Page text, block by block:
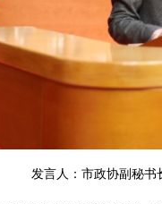
发言人：市政协副秘书